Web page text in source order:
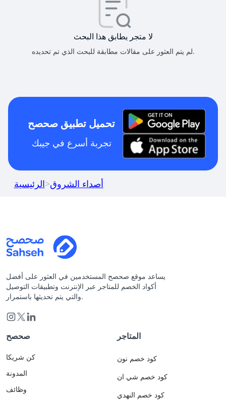
لا متجر يطابق هذا البحث
لم يتم العثور على مقالات مطابقة للبحث الذي تم تحديده.
تحميل تطبيق صحصح
تجربة أسرع في جيبك
الرئيسية>أصداء الشروق
يساعد موقع صحصح المستخدمين في العثور على أفضل
أكواد الخصم للمتاجر عبر الإنترنت وتطبيقات التوصيل
والتي يتم تحديثها باستمرار.
صحصح
كن شريكا
المدونة
وظائف
المتاجر
كود خصم نون
كود خصم شي ان
كود خصم النهدي